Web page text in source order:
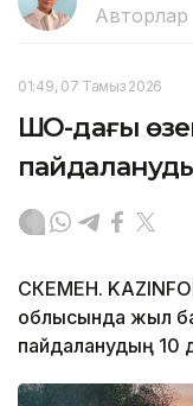
Авторлар
01:49, 07 Тамыз 2026
ШҚО-дағы
ӨСКЕМЕН.
облысында жыл
пайдаланудың 10